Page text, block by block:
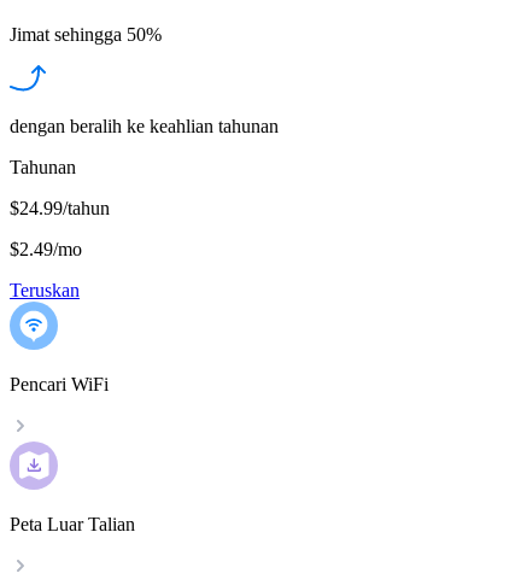
Jimat sehingga 50%
dengan beralih ke keahlian tahunan
Tahunan
$24.99/tahun
$2.49/mo
Teruskan
Pencari WiFi
Peta Luar Talian